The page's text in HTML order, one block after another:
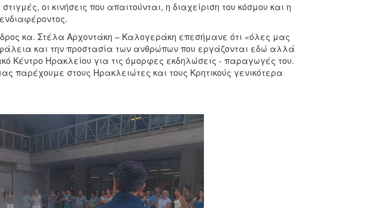
οι κινήσεις που απαιτούνται, η διαχείριση του κόσμου και η
κα. Στέλα Αρχοντάκη – Καλογεράκη επεσήμανε ότι «όλες μας
και την προστασία των ανθρώπων που εργάζονται εδώ αλλά
Κέντρο Ηρακλείου για τις όμορφες εκδηλώσεις - παραγωγές του.
παρέχουμε στους Ηρακλειώτες και τους Κρητικούς γενικότερα